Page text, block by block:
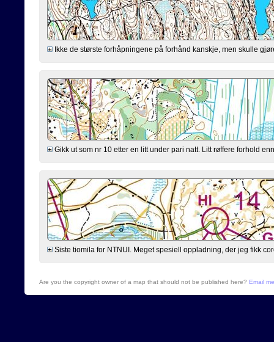
Ikke de største forhåpningene på forhånd kanskje, men skulle
Gikk ut som nr 10 etter en litt under pari natt. Litt røffere forhold
Siste tiomila for NTNUI. Meget spesiell oppladning, der jeg fikk
Are you the copyright owner of a map that should not be published here? Email me